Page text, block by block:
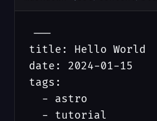
---
title: Hello World
date: 2024-01-15
tags:
  - astro
  - tutorial